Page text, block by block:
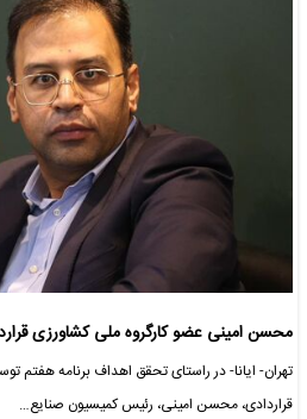
محسن امینی عضو کارگروه ملی کشاورزی
تهران- ایانا- در راستای تحقق اهداف برنامه هفتم
قراردادی، محسن امینی، رئیس کمیسیون صنایع…